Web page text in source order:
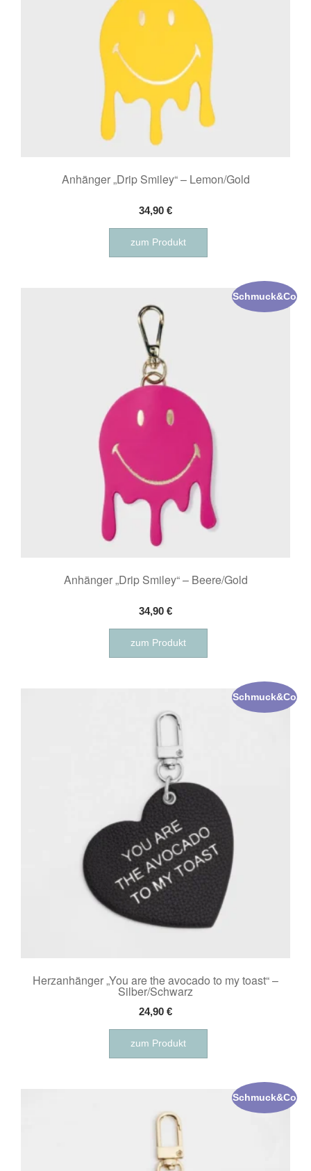
Anhänger „Drip Smiley“ – Lemon/Gold
34,90 €
zum Produkt
Schmuck&Co
Anhänger „Drip Smiley“ – Beere/Gold
34,90 €
zum Produkt
Schmuck&Co
Herzanhänger „You are the avocado to my toast“ –
Silber/Schwarz
24,90 €
zum Produkt
Schmuck&Co